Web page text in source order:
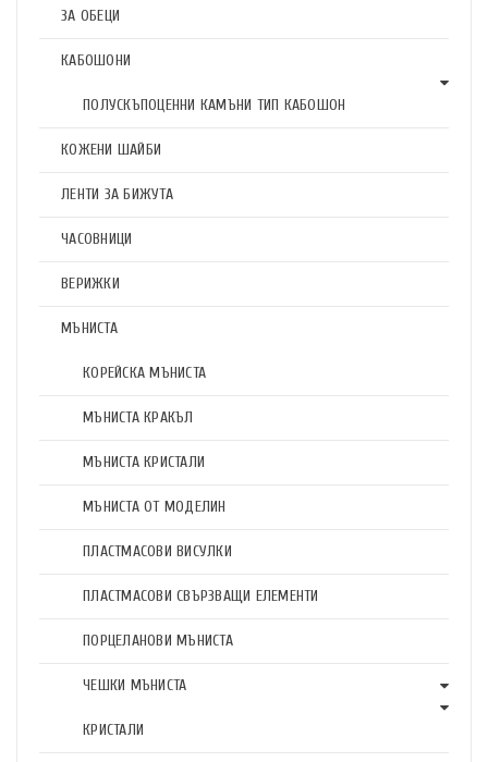
ЗА ОБЕЦИ
КАБОШОНИ
ПОЛУСКЪПОЦЕННИ КАМЪНИ ТИП КАБОШОН
КОЖЕНИ ШАЙБИ
ЛЕНТИ ЗА БИЖУТА
ЧАСОВНИЦИ
ВЕРИЖКИ
МЪНИСТА
КОРЕЙСКА МЪНИСТА
МЪНИСТА КРАКЪЛ
МЪНИСТА КРИСТАЛИ
МЪНИСТА ОТ МОДЕЛИН
ПЛАСТМАСОВИ ВИСУЛКИ
ПЛАСТМАСОВИ СВЪРЗВАЩИ ЕЛЕМЕНТИ
ПОРЦЕЛАНОВИ МЪНИСТА
ЧЕШКИ МЪНИСТА
КРИСТАЛИ